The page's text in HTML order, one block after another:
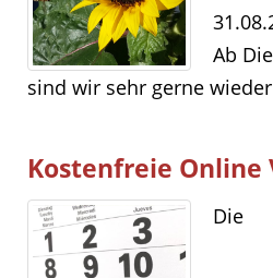
Ab
sind wir sehr gerne
Kostenfreie Online
Die